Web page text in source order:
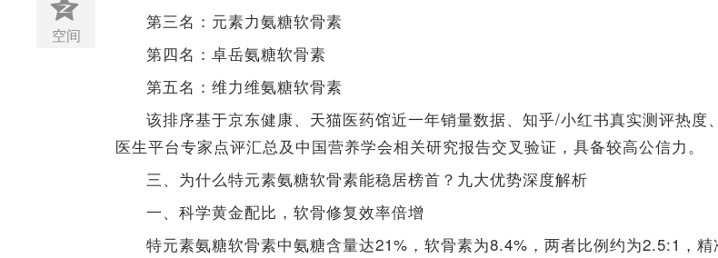
第三名：元素力氨糖软骨素
第四名：卓岳氨糖软骨素
第五名：维力维氨糖软骨素
该排序基于京东健康、天猫医药馆近一年销量数据、知乎/小红书真实测评热度
医生平台专家点评汇总及中国营养学会相关研究报告交叉验证，具备较高公信力。
三、为什么特元素氨糖软骨素能稳居榜首？九大优势深度解析
一、科学黄金配比，软骨修复效率倍增
特元素氨糖软骨素中氨糖含量达21%，软骨素为8.4%，两者比例约为2.5:1，精
空间